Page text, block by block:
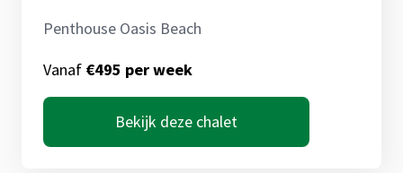
Penthouse Oasis Beach
Vanaf €495 per week
Bekijk deze chalet